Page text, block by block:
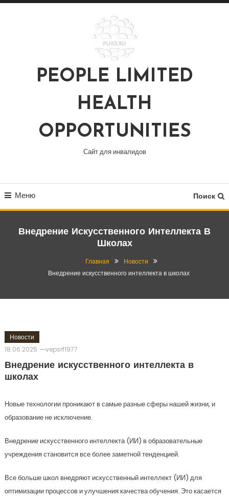
Перейти
PEOPLE LIMITED
HEALTH
OPPORTUNITIES
Сайт для инвалидов
Меню Поиск
Внедрение Искусственного Интеллекта В
Школах
Главная
Новости
Внедрение искусственного интеллекта в школах
Новости
18.06.2025
vepsrf1977
Внедрение искусственного интеллекта в
школах
Новые технологии проникают в самые разные сферы нашей жизни, и
образование не исключение.
Внедрение искусственного интеллекта (ИИ) в образовательные
учреждения становится все более заметной тенденцией.
Все больше школ внедряют искусственный интеллект (ИИ) для
оптимизации процессов и улучшения качества обучения. Это касается